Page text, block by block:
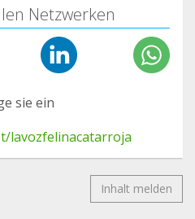
Netzwerken
sie ein
lavozfelinacatarroja
Inhalt melden